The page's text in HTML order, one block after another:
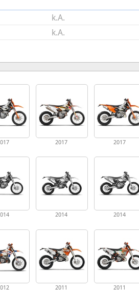
k.A.
k.A.
2017 2017
2014 2014
2011 2011